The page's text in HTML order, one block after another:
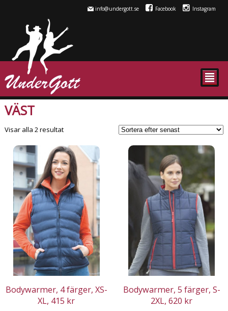
info@undergott.se Facebook Instagram
²
VÄST
Visar alla 2 resultatSortera
senaste
Bodywarmer, 4 färger, XS-
XL, 415 kr
Bodywarmer, 5 färger, S-
2XL, 620 kr